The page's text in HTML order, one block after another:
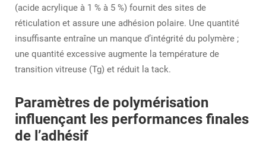
(acide acrylique à 1 % à 5 %) fournit des sites de
réticulation et assure une adhésion polaire. Une quantité
insuffisante entraîne un manque d’intégrité du polymère ;
une quantité excessive augmente la température de
transition vitreuse (Tg) et réduit la tack.
Paramètres de polymérisation
influençant les performances finales
de l’adhésif